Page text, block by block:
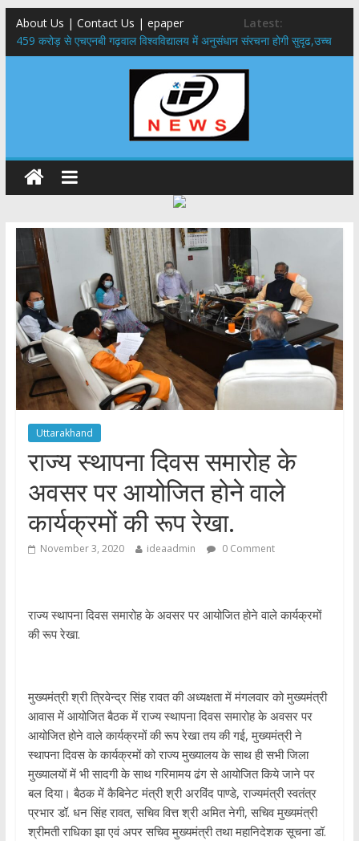
About Us | Contact Us | epaper
Latest:
459 करोड़ से एचएनबी गढ़वाल विश्वविद्यालय में अनुसंधान संरचना होगी सुदृढ,उच्च
शिक्षा मंत्री धन सिंह रावत ने नवनियुक्त केन्द्रीय शिक्षा मंत्री से की मुलाकात
राष्ट्रीय हथकरघा दिवस पर मुख्यमंत्री धामी ने उत्कृष्ट बुनकरों और हस्तशिल्प
​धामी कैबिनेट का बड़ा फैसला: पशुपालकों को 60% तक सब्सिडी, गंगा एक्सप्रेसवे का
​हरिद्वार से वीरभद्र (ऋषिकेश) तक निकली BJYM की भव्य कांवड़ यात्रा; तेजस्वी
सूर्या ने की देश व प्रदेशवासियों के कल्याण की कामना
24×7 अलर्ट मोड में रहें अधिकारी-मुख्य सचिव मानसून-एसईओसी से मुख्य सचिव ने
की विस्तृत समीक्षा कहा-बंद सड़कों को शीघ्र खोला जाए, लोगों को न हो दिक्कत
Uttarakhand
राज्य स्थापना दिवस समारोह के
अवसर पर आयोजित होने वाले
कार्यक्रमों की रूप रेखा.
November 3, 2020 ideaadmin 0 Comment
राज्य स्थापना दिवस समारोह के अवसर पर आयोजित होने वाले कार्यक्रमों
की रूप रेखा.
मुख्यमंत्री श्री त्रिवेन्द्र सिंह रावत की अध्यक्षता में मंगलवार को मुख्यमंत्री
आवास में आयोजित बैठक में राज्य स्थापना दिवस समारोह के अवसर पर
आयोजित होने वाले कार्यक्रमों की रूप रेखा तय की गई, मुख्यमंत्री ने
स्थापना दिवस के कार्यक्रमों को राज्य मुख्यालय के साथ ही सभी जिला
मुख्यालयों में भी सादगी के साथ गरिमामय ढंग से आयोजित किये जाने पर
बल दिया। बैठक में कैबिनेट मंत्री श्री अरविंद पाण्डे, राज्यमंत्री स्वतंत्र
प्रभार डॉ. धन सिंह रावत, सचिव वित्त श्री अमित नेगी, सचिव मुख्यमंत्री
श्रीमती राधिका झा एवं अपर सचिव मुख्यमंत्री तथा महानिदेशक सूचना डॉ.